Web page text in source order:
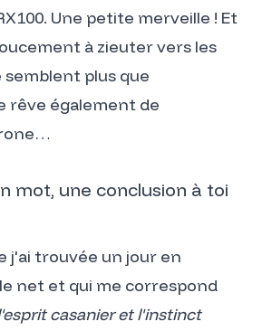
Une petite merveille ! Et
à zieuter vers les
semblent plus que
rêve également de
mot, une conclusion à toi
j'ai trouvée un jour en
net et qui me correspond
casanier et l'instinct